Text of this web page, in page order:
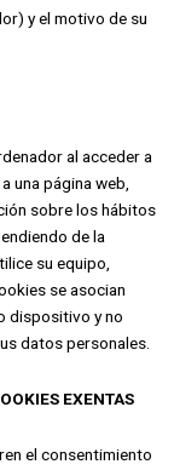
y el motivo de su
al acceder a
una página web,
sobre los hábitos
de la
su equipo,
se asocian
dispositivo y no
datos personales.
EXENTAS
el consentimiento